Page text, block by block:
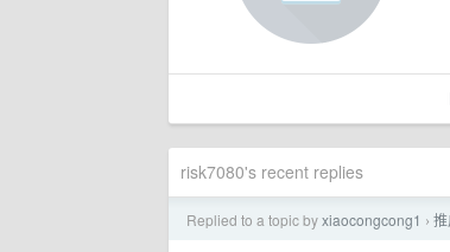
risk7080's recent replies
Replied to a topic byxiaocongcong1 ›